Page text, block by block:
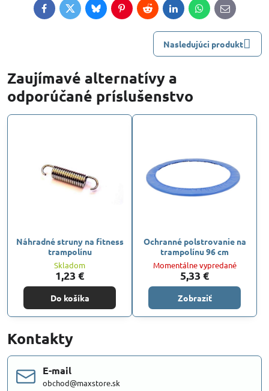
FacebookTwitterBlueskyPinterestRedditLinkedInWhatsApp
E-
mail
Nasledujúci produkt
Zaujímavé alternatívy a
odporúčané príslušenstvo
Náhradné struny na fitness
trampolínu
Skladom
1,23 €
Do košíka
Ochranné polstrovanie na
trampolínu 96 cm
Momentálne vypredané
5,33 €
Zobraziť
Kontakty
E-mail
obchod@maxstore.sk